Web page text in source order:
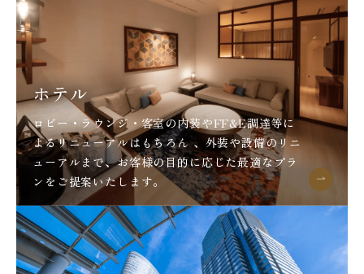
ホテル
ロビー・ラウンジ・客室の内装やFF&E調達等に
よるリニューアルはもちろん 、外装や設備のリニ
ューアルまで、お客様の目的に応じた最適なプラ
ンをご提案いたします。